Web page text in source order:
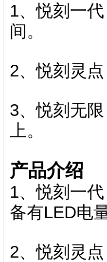
1、悦刻一
间。
2、悦刻灵
3、悦刻无
上。
产品介绍
1、悦刻一
备有LED电
2、悦刻灵